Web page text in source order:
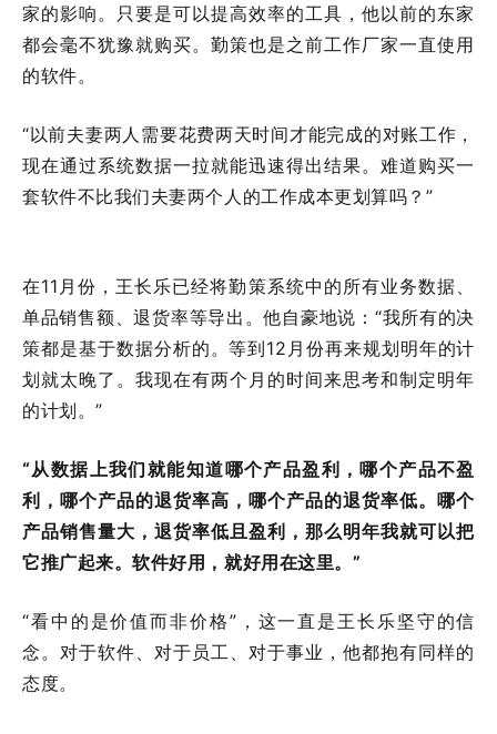
家的影响。只要是可以提高效率的工具，他以前的东家
都会毫不犹豫就购买。勤策也是之前工作厂家一直使用
的软件。
“以前夫妻两人需要花费两天时间才能完成的对账工作，
现在通过系统数据一拉就能迅速得出结果。难道购买一
套软件不比我们夫妻两个人的工作成本更划算吗？”
在11月份，王长乐已经将勤策系统中的所有业务数据、
单品销售额、退货率等导出。他自豪地说： “我所有的决
策都是基于数据分析的。等到12月份再来规划明年的计
划就太晚了。我现在有两个月的时间来思考和制定明年
的计划。”
“从数据上我们就能知道哪个产品盈利，哪个产品不盈
利，哪个产品的退货率高，哪个产品的退货率低。哪个
产品销售量大，退货率低且盈利，那么明年我就可以把
它推广起来。软件好用，就好用在这里。”
“看中的是价值而非价格”，这一直是王长乐坚守的信
念。对于软件、对于员工、对于事业，他都抱有同样的
态度。